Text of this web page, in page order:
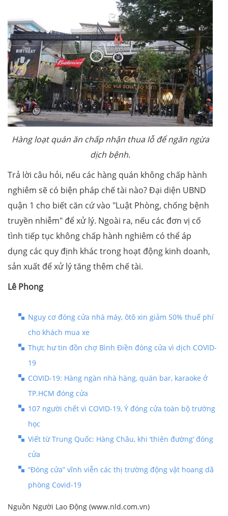
Hàng loạt quán ăn chấp nhận thua lỗ để ngăn ngừa
dịch bệnh.
Trả lời câu hỏi, nếu các hàng quán không chấp hành
nghiêm sẽ có biện pháp chế tài nào? Đại diện UBND
quận 1 cho biết căn cứ vào "Luật Phòng, chống bệnh
truyền nhiễm" để xử lý. Ngoài ra, nếu các đơn vị cố
tình tiếp tục không chấp hành nghiêm có thể áp
dụng các quy định khác trong hoạt động kinh doanh,
sản xuất để xử lý tăng thêm chế tài.
Lê Phong
Nguy cơ đóng cửa nhà máy, ôtô xin giảm 50% thuế phí
cho khách mua xe
Thực hư tin đồn chợ Bình Điền đóng cửa vì dịch COVID-
19
COVID-19: Hàng ngàn nhà hàng, quán bar, karaoke ở
TP.HCM đóng cửa
107 người chết vì COVID-19, Ý đóng cửa toàn bộ trường
học
Viết từ Trung Quốc: Hàng Châu, khi ‘thiên đường’ đóng
cửa
“Đóng cửa” vĩnh viễn các thị trường động vật hoang dã
phòng Covid-19
Nguồn Người Lao Động (www.nld.com.vn)